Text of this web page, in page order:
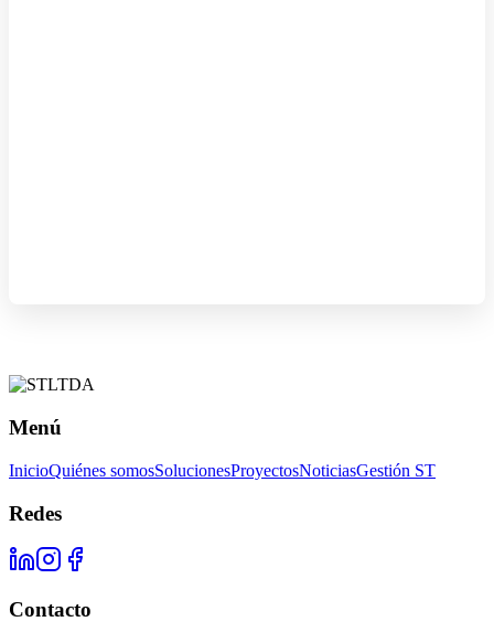
Menú
InicioQuiénes somosSolucionesProyectosNoticiasGestión ST
Redes
Contacto